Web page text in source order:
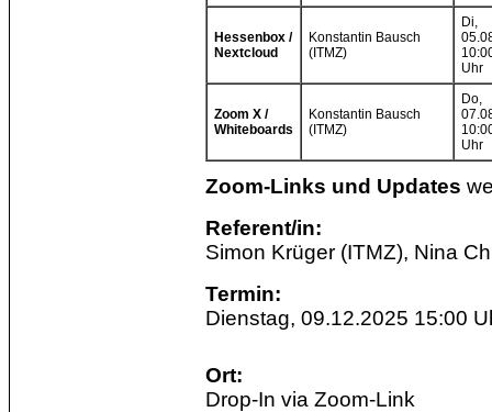
Hessenbox /
Nextcloud
Konstantin Bausch
(ITMZ)
Di,
Uhr
Zoom X /
Whiteboards
Konstantin Bausch
(ITMZ)
Do,
Uhr
Zoom-Links und Updates
Referent/in:
Simon Krüger (ITMZ), Nina
Termin:
Dienstag, 09.12.2025 15:00
Ort:
Drop-In via Zoom-Link